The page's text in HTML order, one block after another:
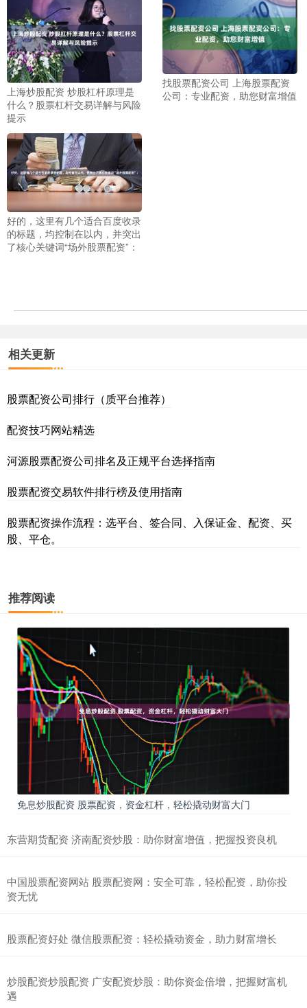
上海炒股配资 炒股杠杆原理是
什么？股票杠杆交易详解与风险
提示
找股票配资公司 上海股票配资
公司：专业配资，助您财富增值
好的，这里有几个适合百度收录
的标题，均控制在以内，并突出
了核心关键词“场外股票配资”：
相关更新
股票配资公司排行（质平台推荐）
配资技巧网站精选
河源股票配资公司排名及正规平台选择指南
股票配资交易软件排行榜及使用指南
股票配资操作流程：选平台、签合同、入保证金、配资、买
股、平仓。
推荐阅读
免息炒股配资 股票配资，资金杠杆，轻松撬动财富大门
东营期货配资 济南配资炒股：助你财富增值，把握投资良机
中国股票配资网站 股票配资网：安全可靠，轻松配资，助你投
资无忧
股票配资好处 微信股票配资：轻松撬动资金，助力财富增长
炒股配资炒股配资 广安配资炒股：助你资金倍增，把握财富机
遇